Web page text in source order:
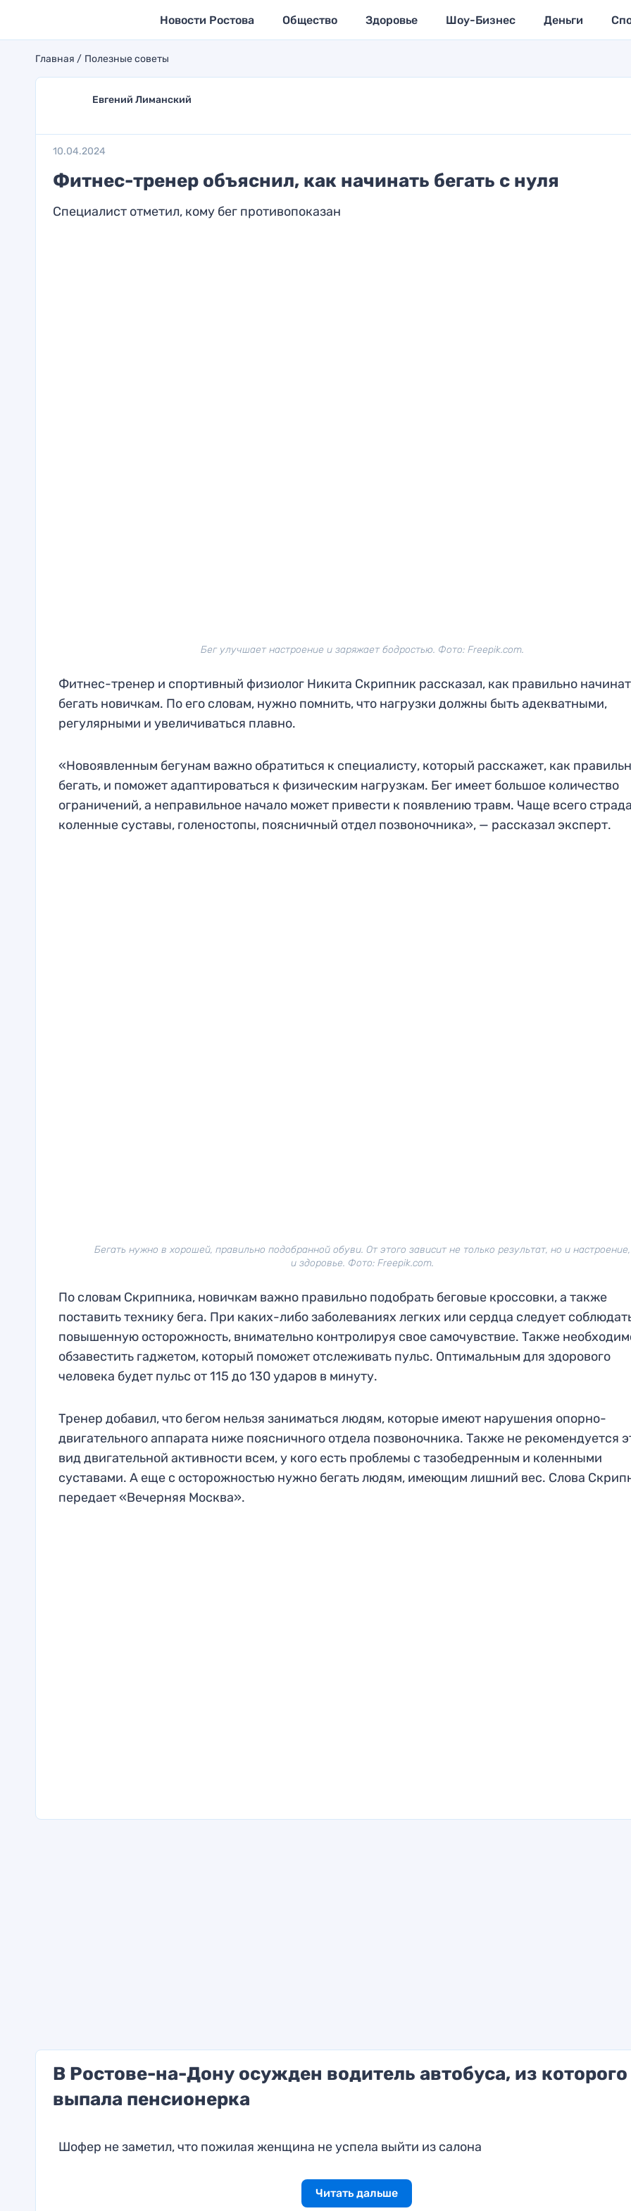
Новости Ростова Общество Здоровье Шоу-Бизнес Деньги
Главная Полезные советы
Евгений Лиманский
10.04.2024
Фитнес-тренер объяснил, как начинать бегать с нуля
Специалист отметил, кому бег противопоказан
Бег улучшает настроение и заряжает бодростью. Фото: Freepik.com.
Фитнес-тренер и спортивный физиолог Никита Скрипник рассказал, как правильно
бегать новичкам. По его словам, нужно помнить, что нагрузки должны быть адекватными,
регулярными и увеличиваться плавно.
«Новоявленным бегунам важно обратиться к специалисту, который расскажет, как
бегать, и поможет адаптироваться к физическим нагрузкам. Бег имеет большое количество
ограничений, а неправильное начало может привести к появлению травм. Чаще всего
коленные суставы, голеностопы, поясничный отдел позвоночника», — рассказал эксперт.
Бегать нужно в хорошей, правильно подобранной обуви. От этого зависит не только результат, но и настроение,
и здоровье. Фото: Freepik.com.
По словам Скрипника, новичкам важно правильно подобрать беговые кроссовки, а также
поставить технику бега. При каких-либо заболеваниях легких или сердца следует
повышенную осторожность, внимательно контролируя свое самочувствие. Также
обзавестить гаджетом, который поможет отслеживать пульс. Оптимальным для здорового
человека будет пульс от 115 до 130 ударов в минуту.
Тренер добавил, что бегом нельзя заниматься людям, которые имеют нарушения опорно-
двигательного аппарата ниже поясничного отдела позвоночника. Также не рекомендуется
вид двигательной активности всем, у кого есть проблемы с тазобедренным и коленными
суставами. А еще с осторожностью нужно бегать людям, имеющим лишний вес. Слова
передает «Вечерняя Москва».
В Ростове-на-Дону осужден водитель автобуса, из которого
выпала пенсионерка
Шофер не заметил, что пожилая женщина не успела выйти из салона
Читать дальше